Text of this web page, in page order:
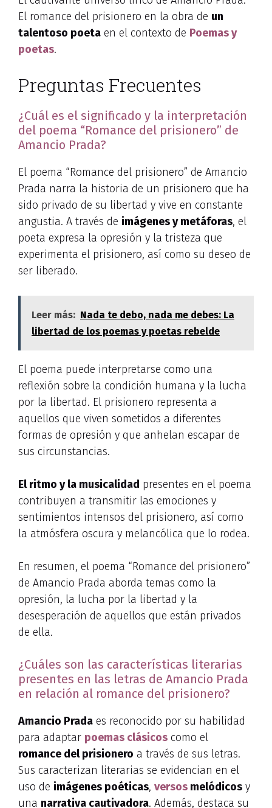
El romance del prisionero en la obra de un
talentoso poeta en el contexto de Poemas y
poetas.
Preguntas Frecuentes
¿Cuál es el significado y la interpretación
del poema “Romance del prisionero” de
Amancio Prada?
El poema “Romance del prisionero” de Amancio
Prada narra la historia de un prisionero que ha
sido privado de su libertad y vive en constante
angustia. A través de imágenes y metáforas, el
poeta expresa la opresión y la tristeza que
experimenta el prisionero, así como su deseo de
ser liberado.
Leer más: Nada te debo, nada me debes: La
libertad de los poemas y poetas rebelde
El poema puede interpretarse como una
reflexión sobre la condición humana y la lucha
por la libertad. El prisionero representa a
aquellos que viven sometidos a diferentes
formas de opresión y que anhelan escapar de
sus circunstancias.
El ritmo y la musicalidad presentes en el poema
contribuyen a transmitir las emociones y
sentimientos intensos del prisionero, así como
la atmósfera oscura y melancólica que lo rodea.
En resumen, el poema “Romance del prisionero”
de Amancio Prada aborda temas como la
opresión, la lucha por la libertad y la
desesperación de aquellos que están privados
de ella.
¿Cuáles son las características literarias
presentes en las letras de Amancio Prada
en relación al romance del prisionero?
Amancio Prada es reconocido por su habilidad
para adaptar poemas clásicos como el
romance del prisionero a través de sus letras.
Sus caracterizan literarias se evidencian en el
uso de imágenes poéticas, versos melódicos y
una narrativa cautivadora. Además, destaca su